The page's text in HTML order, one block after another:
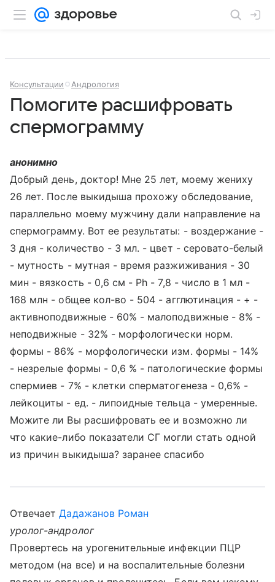
Консультации Андрология
Помогите расшифровать
спермограмму
анонимно
Добрый день, доктор! Мне 25 лет, моему жениху
26 лет. После выкидыша прохожу обследование,
параллельно моему мужчину дали направление на
спермограмму. Вот ее результаты: - воздержание -
3 дня - количество - 3 мл. - цвет - серовато-белый
- мутность - мутная - время разжиживания - 30
мин - вязкость - 0,6 см - Ph - 7,8 - число в 1 мл -
168 млн - общее кол-во - 504 - агглютинация - + -
активноподвижные - 60% - малоподвижные - 8% -
неподвижные - 32% - морфологически норм.
формы - 86% - морфологически изм. формы - 14%
- незрелые формы - 0,6 % - патологические формы
спермиев - 7% - клетки сперматогенеза - 0,6% -
лейкоциты - ед. - липоидные тельца - умеренные.
Можите ли Вы расшифровать ее и возможно ли
что какие-либо показатели СГ могли стать одной
из причин выкидыша? заранее спасибо
ОтвечаетДадажанов Роман
уролог-андролог
Провертесь на урогенительные инфекции ПЦР
методом (на все) и на воспалительные болезни